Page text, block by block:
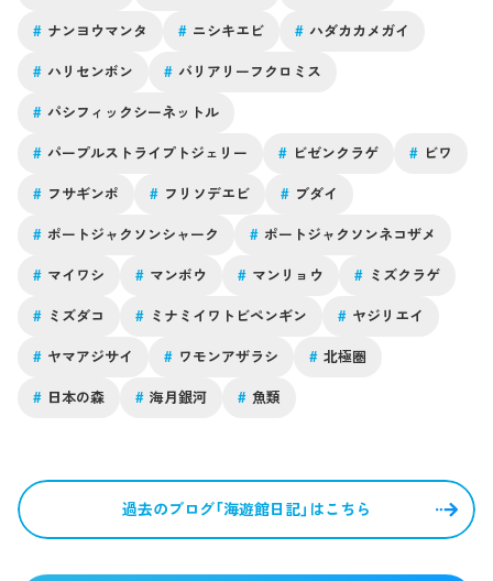
# ナンヨウマンタ # ニシキエビ # ハダカカメガイ
# ハリセンボン # バリアリーフクロミス
# パシフィックシーネットル
# パープルストライプトジェリー # ビゼンクラゲ # ビワ
# フサギンポ # フリソデエビ # ブダイ
# ポートジャクソンシャーク # ポートジャクソンネコザメ
# マイワシ # マンボウ # マンリョウ # ミズクラゲ
# ミズダコ # ミナミイワトビペンギン # ヤジリエイ
# ヤマアジサイ # ワモンアザラシ # 北極圏
# 日本の森 # 海月銀河 # 魚類
過去のブログ「海遊館日記」はこちら